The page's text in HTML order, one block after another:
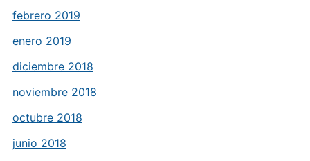
febrero 2019
enero 2019
diciembre 2018
noviembre 2018
octubre 2018
junio 2018